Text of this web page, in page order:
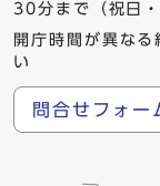
30分まで（祝日
開庁時間が異な
い
問合せフォー